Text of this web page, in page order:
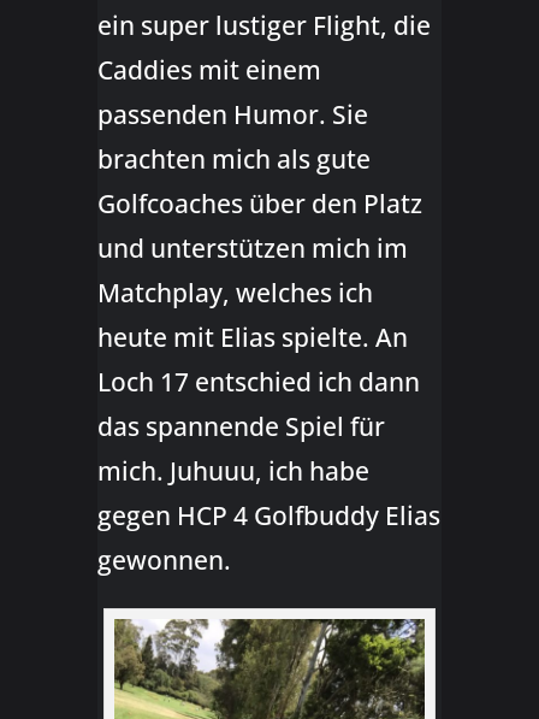
ein super lustiger Flight, die
Caddies mit einem
passenden Humor. Sie
brachten mich als gute
Golfcoaches über den Platz
und unterstützen mich im
Matchplay, welches ich
heute mit Elias spielte. An
Loch 17 entschied ich dann
das spannende Spiel für
mich. Juhuuu, ich habe
gegen HCP 4 Golfbuddy Elias
gewonnen.